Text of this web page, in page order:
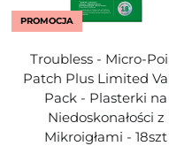
PROMOCJA
Troubless - Micro-
Patch Plus Limited
Pack - Plasterki na
Niedoskonałości z
Mikroigłami - 18szt